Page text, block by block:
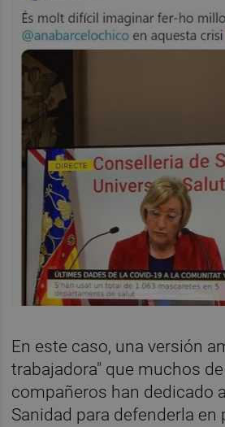
En este caso, una versión
trabajadora" que muchos
compañeros han dedicado
Sanidad para defenderla en